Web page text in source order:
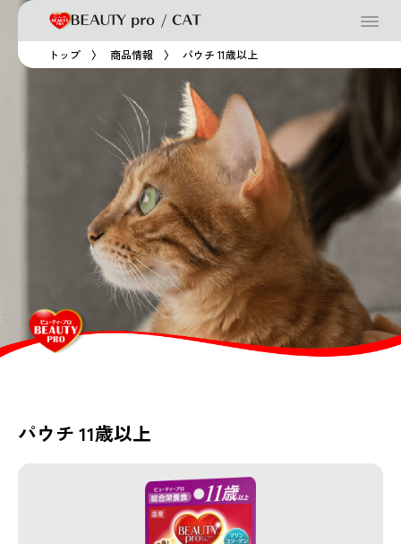
トップ 商品情報 パウチ 11歳以上
パウチ 11歳以上